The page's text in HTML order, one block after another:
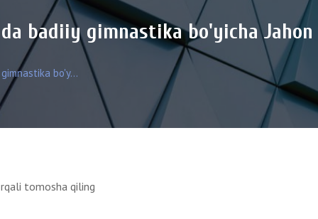
badiiy gimnastika bo'yicha
bo'y...
tomosha qiling